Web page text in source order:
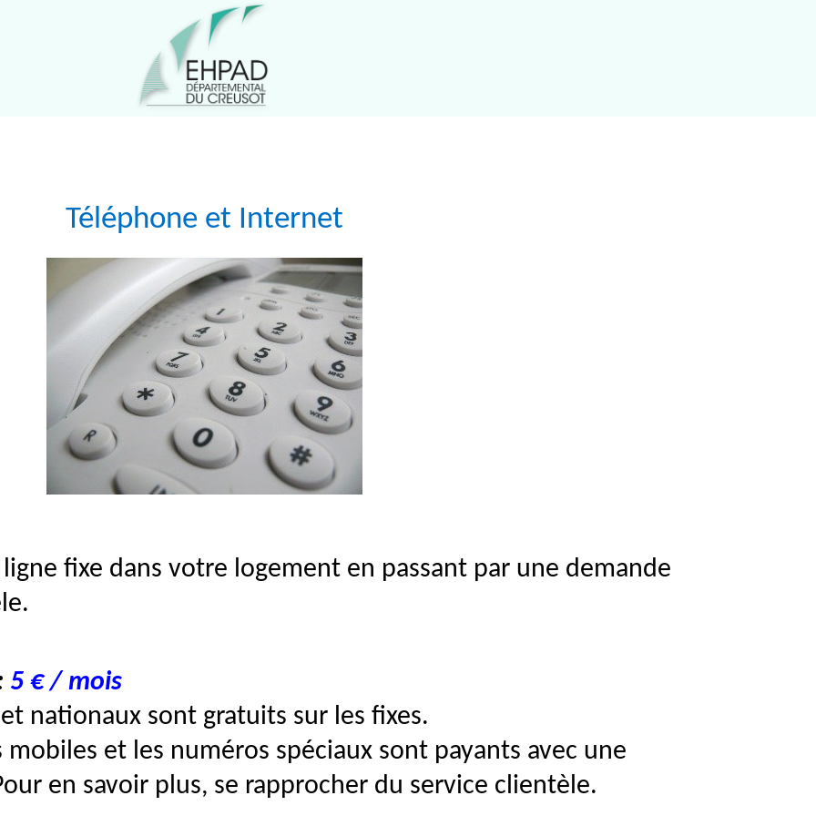
Téléphone et Internet
fixe dans votre logement en passant par une demande
5 € / mois
sont gratuits sur les fixes.
et les numéros spéciaux sont payants avec une
en savoir plus, se rapprocher du service clientèle.